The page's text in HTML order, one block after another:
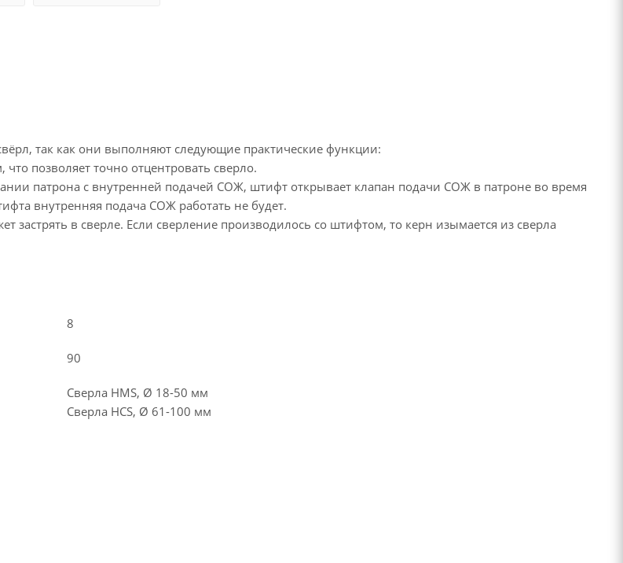
так как они выполняют следующие практические функции:
позволяет точно отцентровать сверло.
патрона с внутренней подачей СОЖ, штифт открывает клапан подачи СОЖ в патроне во время
внутренняя подача СОЖ работать не будет.
в сверле. Если сверление производилось со штифтом, то керн изымается из сверла
8
90
Сверла HMS, Ø 18-50 мм
Сверла HCS, Ø 61-100 мм